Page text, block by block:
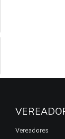
Vereadores